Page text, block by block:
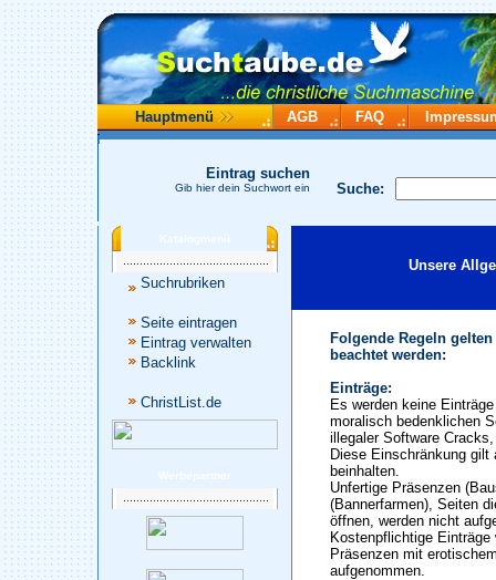
Hauptmenü AGB FAQ
Suche:
Eintrag suchen
Gib hier dein Suchwort ein
Katalogmenü
Suchrubriken
Seite eintragen
Eintrag verwalten
Backlink
ChristList.de
Werbepartner
Unsere
Folgende Regeln
beachtet werden:
Einträge:
Es werden keine
moralisch bedenklichen
illegaler Software
Diese Einschränkung
beinhalten.
Unfertige Präsenzen
(Bannerfarmen), Seiten
öffnen, werden nicht
Kostenpflichtige
Präsenzen mit
aufgenommen.